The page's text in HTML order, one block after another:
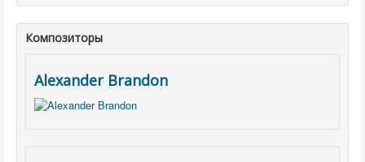
Композиторы
Alexander Brandon